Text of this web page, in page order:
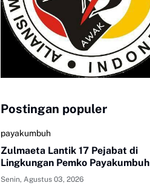
Postingan populer
payakumbuh
Zulmaeta Lantik 17 Pejabat di
Lingkungan Pemko Payakumbuh
Senin, Agustus 03, 2026